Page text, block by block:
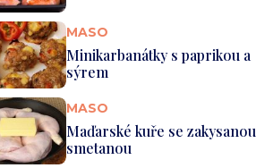
MASO
Minikarbanátky s paprikou a
sýrem
MASO
Maďarské kuře se zakysanou
smetanou